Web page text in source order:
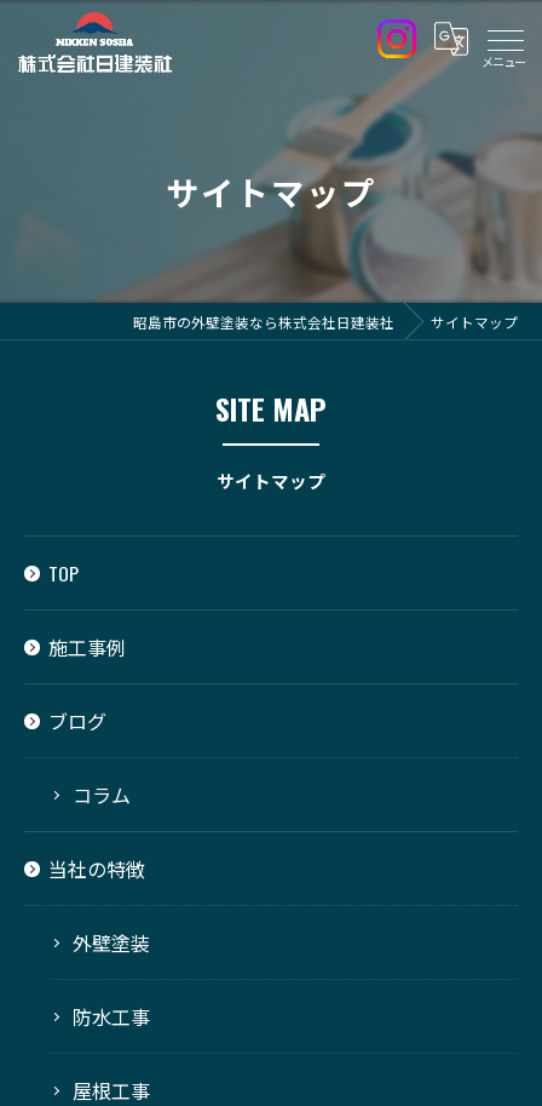
サイトマップ
昭島市の外壁塗装なら株式会社日建装社 サイトマップ
サイトマップ
SITE MAP
TOP
施工事例
ブログ
コラム
当社の特徴
外壁塗装
防水工事
屋根工事